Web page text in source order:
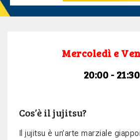
Mercoledì e
20:00 - 21:30
Cos’è il jujitsu?
Il jujitsu è un’arte marziale